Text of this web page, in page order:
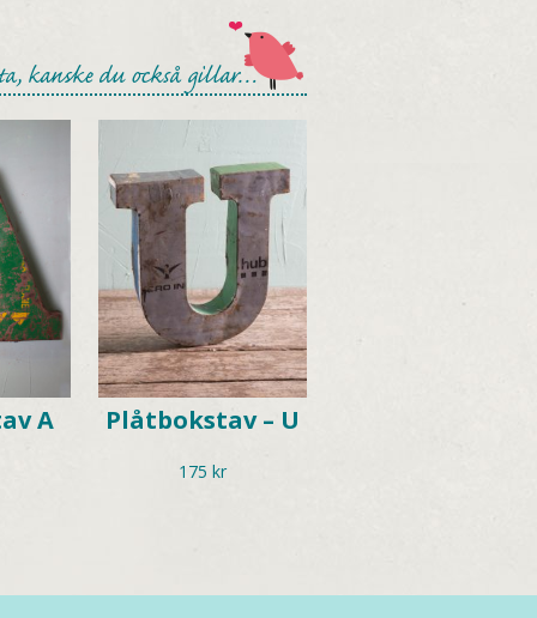
kanske du också gillar…
A Plåtbokstav – U
175 kr